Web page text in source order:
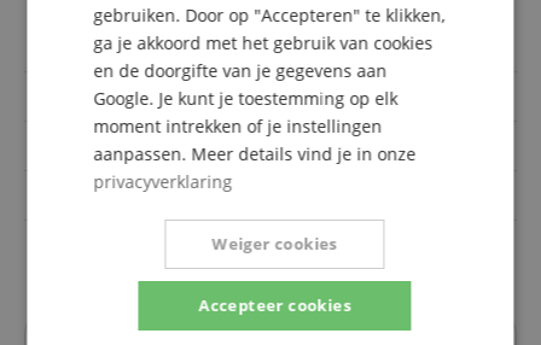
Artikelnummer 00110432
Lengte (meter) 20
Schwarz
Stekker 2
etherCON
gebruiken. Door op "Accepteren" te klikken,
ga je akkoord met het gebruik van cookies
en de doorgifte van je gegevens aan
Google. Je kunt je toestemming op elk
moment intrekken of je instellingen
aanpassen. Meer details vind je in onze
privacyverklaring
Accepteer cookies
Weiger cookies